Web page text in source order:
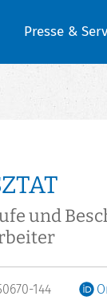
Presse &
und
144